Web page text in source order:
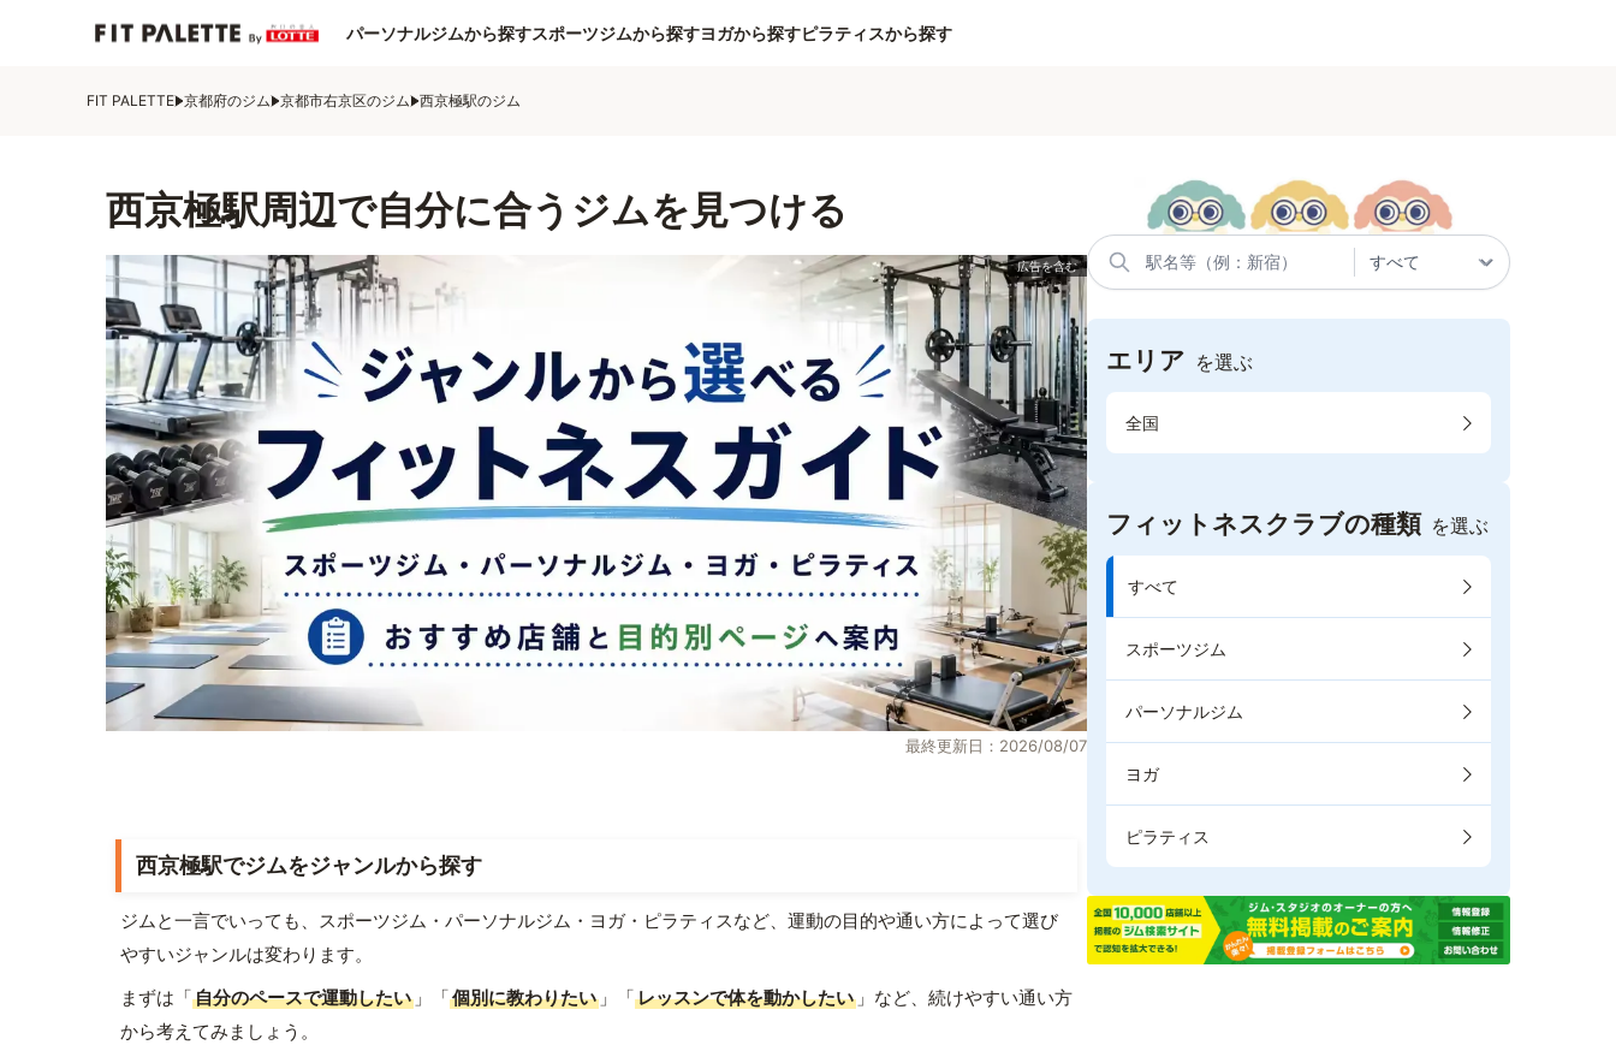
パーソナルジムから探すスポーツジムから探すヨガから探すピラティスから探す
FIT PALETTE 京都府のジム 京都市右京区のジム 西京極駅のジム
西京極駅周辺で自分に合うジムを見つける
最終更新日：2026/08/07
西京極駅でジムをジャンルから探す
ジムと一言でいっても、スポーツジム・パーソナルジム・ヨガ・ピラティスなど、運動の目的や通い方によって選び
やすいジャンルは変わります。
まずは「自分のペースで運動したい 」「個別に教わりたい 」「レッスンで体を動かしたい 」など、続けやすい通い方
から考えてみましょう。
エリア を選ぶ
全国
フィットネスクラブの種類 を選ぶ
すべて
スポーツジム
パーソナルジム
ヨガ
ピラティス